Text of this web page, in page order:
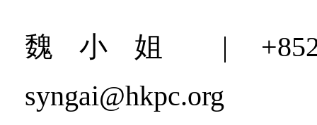
魏小姐 | +852
syngai@hkpc.org